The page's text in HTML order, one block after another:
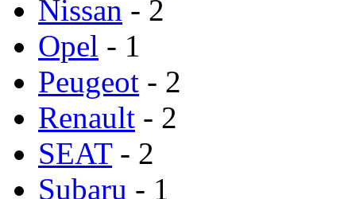
Nissan - 2
Opel - 1
Peugeot - 2
Renault - 2
SEAT- 2
Subaru - 1